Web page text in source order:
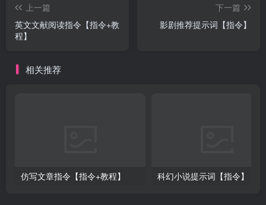
上一篇
英文文献阅读指令【指令+教
程】
下一篇
影剧推荐提示词【指令】
相关推荐
仿写文章指令【指令+教程】 科幻小说提示词【指令】